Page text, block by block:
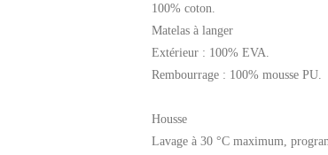
100% coton.
Matelas à langer
Extérieur : 100% EVA.
Rembourrage : 100% mousse PU.
Housse
Lavage à 30 °C maximum,